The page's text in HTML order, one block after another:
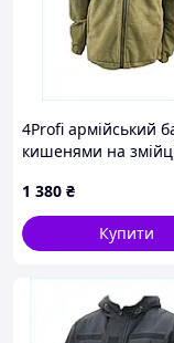
4Profi армійський
кишенями на
1 380 ₴
Купити